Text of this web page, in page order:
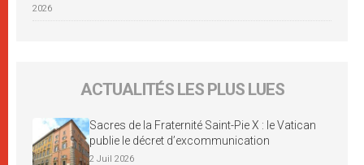
2026
ACTUALITÉS LES PLUS LUES
Sacres de la Fraternité Saint-Pie X : le Vatican
publie le décret d’excommunication
2 Juil 2026